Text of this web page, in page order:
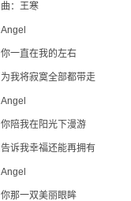
曲：王寒
Angel
你一直在我的左右
为我将寂寞全部都带走
Angel
你陪我在阳光下漫游
告诉我幸福还能再拥有
Angel
你那一双美丽眼眸